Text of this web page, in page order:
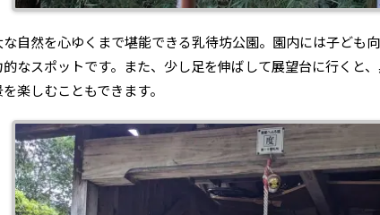
自然を心ゆくまで堪能できる乳待坊公園。園内には子ども
なスポットです。また、少し足を伸ばして展望台に行くと
楽しむこともできます。